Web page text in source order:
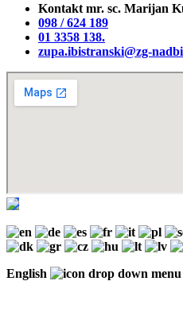
Kontakt mr. sc. Marijan
098 / 624 189
01 3358 138‬.
zupa.ibistranski@zg-
English